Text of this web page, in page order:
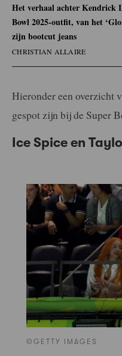
Het verhaal achter Kendrick
Bowl 2025-outfit, van het
zijn bootcut jeans
CHRISTIAN ALLAIRE
Hieronder een overzicht
gespot zijn bij de Super
Ice Spice en
©GETTY IMAGES